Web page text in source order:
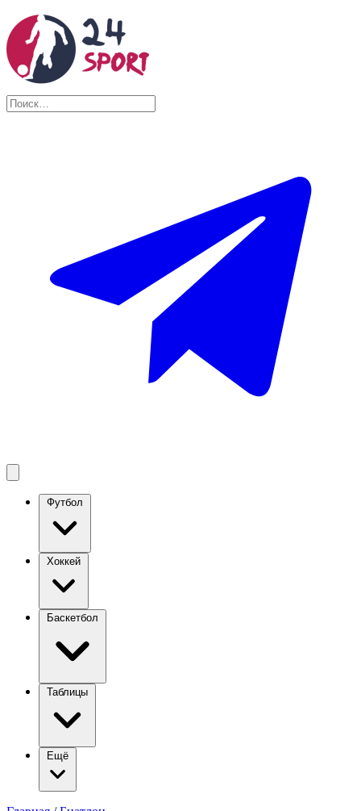
Футбол
Хоккей
Баскетбол
Таблицы
Ещё